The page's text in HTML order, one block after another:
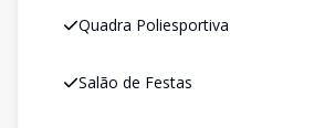
Quadra Poliesportiva
Salão de Festas